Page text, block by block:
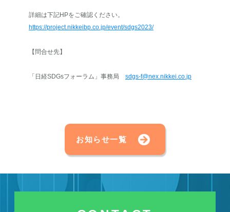
詳細は下記HPをご確認ください。
https://project.nikkeibp.co.jp/event/sdgs2023/
【問合せ先】
「日経SDGsフォーラム」事務局 sdgs-f@nex.nikkei.co.jp
お知らせ一覧